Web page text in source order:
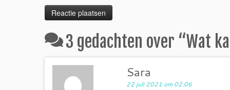
3 gedachten over “Wat
Sara
22 juli 2021 om 02:06